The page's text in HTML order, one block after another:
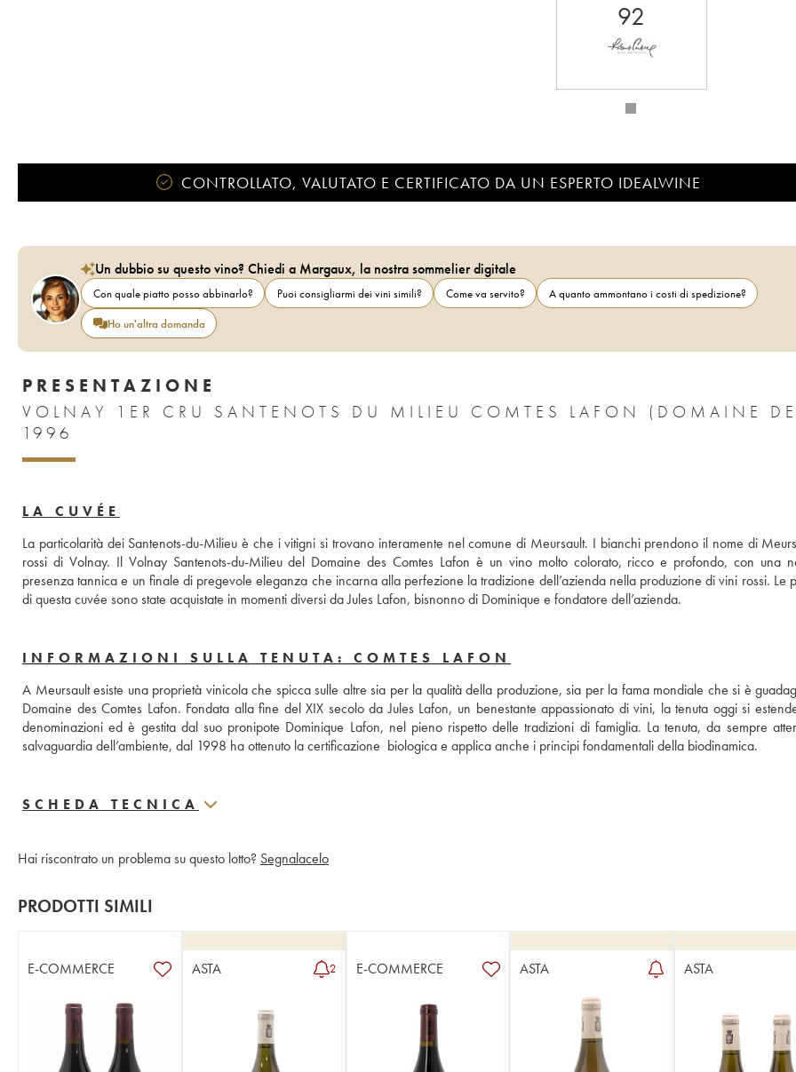
92
CONTROLLATO, VALUTATO E CERTIFICATO DA UN ESPERTO IDEALWINE
Un dubbio su questo vino? Chiedi a Margaux, la nostra sommelier digitale
Con quale piatto posso abbinarlo? Puoi consigliarmi dei vini simili? Come va servito?
A quanto ammontano i costi di spedizione?
Ho un'altra domanda
PRESENTAZIONE
VOLNAY 1ER CRU SANTENOTS DU MILIEU COMTES LAFON (DOMAINE
1996
LA CUVÉE
La particolarità dei Santenots-du-Milieu è che i vitigni si trovano interamente nel comune di Meursault. I bianchi prendono il nome di
rossi di Volnay. Il Volnay Santenots-du-Milieu del Domaine des Comtes Lafon è un vino molto colorato, ricco e profondo, con una
presenza tannica e un finale di pregevole eleganza che incarna alla perfezione la tradizione dell’azienda nella produzione di vini rossi. Le
di questa cuvée sono state acquistate in momenti diversi da Jules Lafon, bisnonno di Dominique e fondatore dell’azienda.
INFORMAZIONI SULLA TENUTA: COMTES LAFON
A Meursault esiste una proprietà vinicola che spicca sulle altre sia per la qualità della produzione, sia per la fama mondiale che si è
Domaine des Comtes Lafon. Fondata alla fine del XIX secolo da Jules Lafon, un benestante appassionato di vini, la tenuta oggi si
denominazioni ed è gestita dal suo pronipote Dominique Lafon, nel pieno rispetto delle tradizioni di famiglia. La tenuta, da sempre
salvaguardia dell’ambiente, dal 1998 ha ottenuto la certificazione  biologica e applica anche i principi fondamentali della biodinamica.
SCHEDA TECNICA
Hai riscontrato un problema su questo lotto? Segnalacelo
PRODOTTI SIMILI
E-COMMERCE ASTA 2 E-COMMERCE ASTA ASTA